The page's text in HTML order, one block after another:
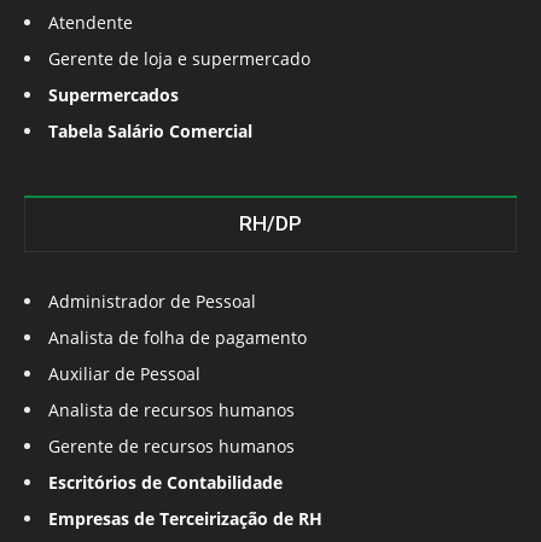
Atendente
Gerente de loja e supermercado
Supermercados
Tabela Salário Comercial
RH/DP
Administrador de Pessoal
Analista de folha de pagamento
Auxiliar de Pessoal
Analista de recursos humanos
Gerente de recursos humanos
Escritórios de Contabilidade
Empresas de Terceirização de RH